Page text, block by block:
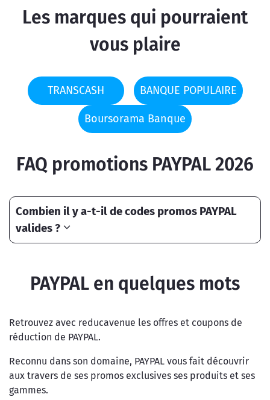
Les marques qui pourraient
vous plaire
TRANSCASH BANQUE POPULAIRE
Boursorama Banque
FAQ promotions PAYPAL 2026
Combien il y a-t-il de codes promos PAYPAL
valides ?
PAYPAL en quelques mots
Retrouvez avec reducavenue les offres et coupons de
réduction de PAYPAL.
Reconnu dans son domaine, PAYPAL vous fait découvrir
aux travers de ses promos exclusives ses produits et ses
gammes.